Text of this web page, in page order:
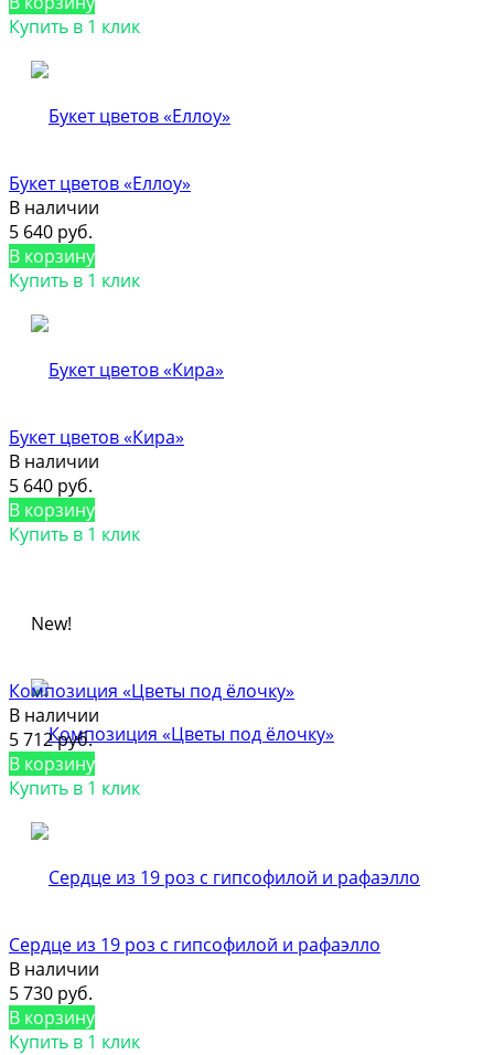
Купить в 1 клик
Букет цветов «Еллоу»
В наличии
5 640 руб.
В корзину
Купить в 1 клик
Букет цветов «Кира»
В наличии
5 640 руб.
В корзину
Купить в 1 клик
New!
Композиция «Цветы под ёлочку»
В наличии
5 712 руб.
В корзину
Купить в 1 клик
Сердце из 19 роз с гипсофилой и рафаэлло
В наличии
5 730 руб.
В корзину
Купить в 1 клик